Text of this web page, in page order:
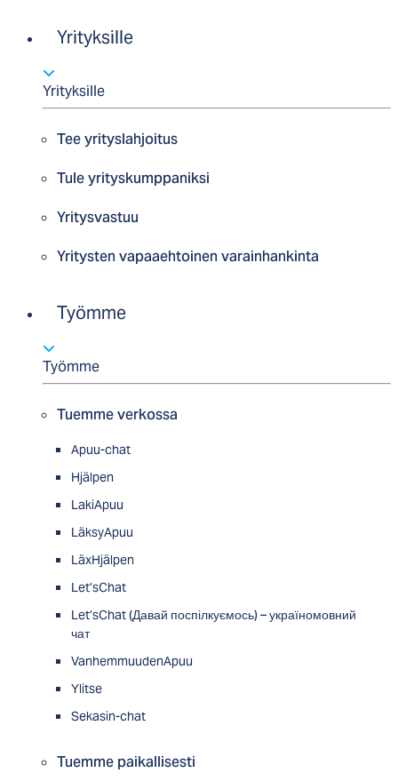
Yrityksille
Yrityksille
Tee yrityslahjoitus
Tule yrityskumppaniksi
Yritysvastuu
Yritysten vapaaehtoinen varainhankinta
Työmme
Työmme
Tuemme verkossa
Apuu-chat
Hjälpen
LakiApuu
LäksyApuu
LäxHjälpen
Let’sChat
Let’sChat (Давай поспілкуємось) – україномовний
чат
VanhemmuudenApuu
Ylitse
Sekasin-chat
Tuemme paikallisesti